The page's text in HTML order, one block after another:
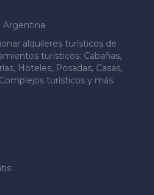
Argentina
alquileres turísticos de
turísticos: Cabañas,
Hoteles, Posadas, Casas,
turísticos y más.